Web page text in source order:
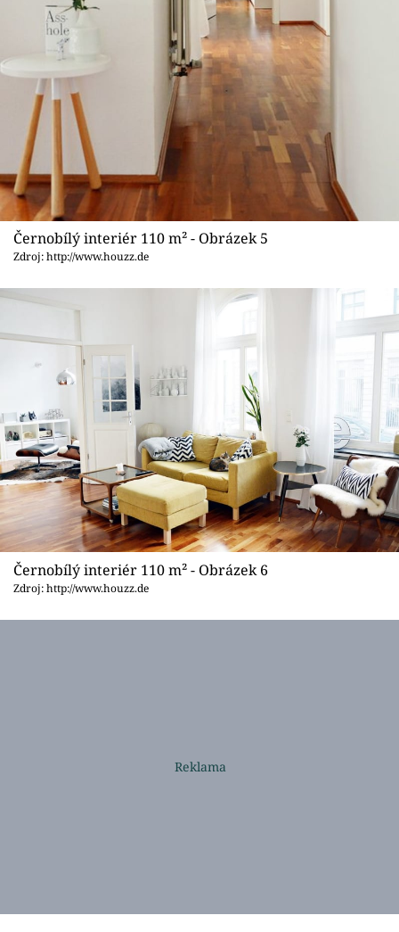
Černobílý interiér 110 m² - Obrázek 5
Zdroj: http://www.houzz.de
Černobílý interiér 110 m² - Obrázek 6
Zdroj: http://www.houzz.de